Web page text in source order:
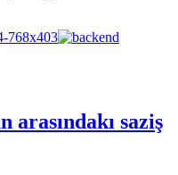
arasındakı saziş